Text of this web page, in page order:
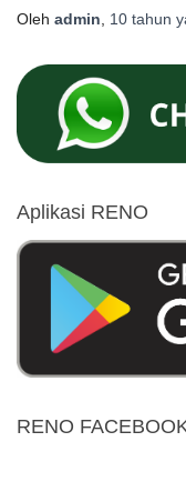
Oleh admin 10 tahun
Aplikasi RENO
RENO